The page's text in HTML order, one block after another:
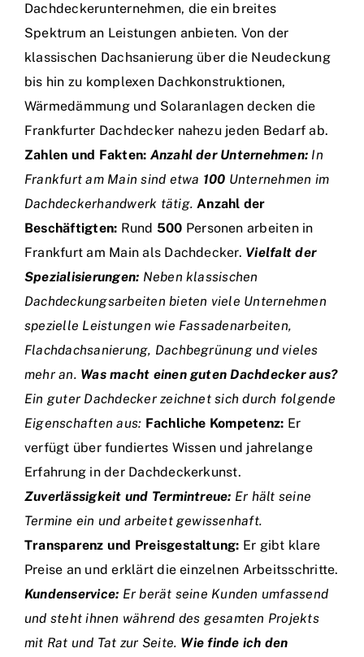
Dachdeckerunternehmen, die ein breites
Spektrum an Leistungen anbieten. Von der
klassischen Dachsanierung über die Neudeckung
bis hin zu komplexen Dachkonstruktionen,
Wärmedämmung und Solaranlagen decken die
Frankfurter Dachdecker nahezu jeden Bedarf ab.
Zahlen und Fakten: Anzahl der Unternehmen: In
Frankfurt am Main sind etwa 100 Unternehmen im
Dachdeckerhandwerk tätig.Anzahl der
Beschäftigten: Rund 500 Personen arbeiten in
Frankfurt am Main als Dachdecker. Vielfalt der
Spezialisierungen: Neben klassischen
Dachdeckungsarbeiten bieten viele Unternehmen
spezielle Leistungen wie Fassadenarbeiten,
Flachdachsanierung, Dachbegrünung und vieles
mehr an. Was macht einen guten Dachdecker aus?
Ein guter Dachdecker zeichnet sich durch folgende
Eigenschaften aus: Fachliche Kompetenz: Er
verfügt über fundiertes Wissen und jahrelange
Erfahrung in der Dachdeckerkunst.
Zuverlässigkeit und Termintreue: Er hält seine
Termine ein und arbeitet gewissenhaft.
Transparenz und Preisgestaltung: Er gibt klare
Preise an und erklärt die einzelnen Arbeitsschritte.
Kundenservice: Er berät seine Kunden umfassend
und steht ihnen während des gesamten Projekts
mit Rat und Tat zur Seite. Wie finde ich den